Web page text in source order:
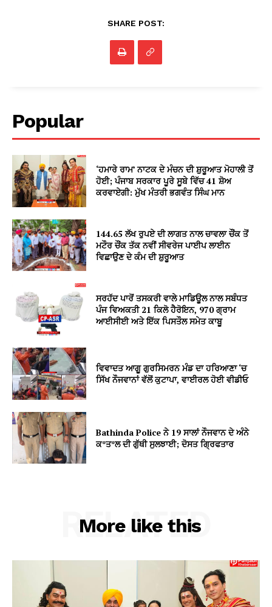
SHARE POST:
Popular
‘ਹਮਾਰੇ ਰਾਮ’ ਨਾਟਕ ਦੇ ਮੰਚਨ ਦੀ ਸ਼ੁਰੂਆਤ ਮੋਹਾਲੀ ਤੋਂ
ਹੋਈ; ਪੰਜਾਬ ਸਰਕਾਰ ਪੂਰੇ ਸੂਬੇ ਵਿੱਚ 41 ਸ਼ੋਅ
ਕਰਵਾਏਗੀ: ਮੁੱਖ ਮੰਤਰੀ ਭਗਵੰਤ ਸਿੰਘ ਮਾਨ
144.65 ਲੱਖ ਰੁਪਏ ਦੀ ਲਾਗਤ ਨਾਲ ਚਾਵਲਾ ਚੌਂਕ ਤੋਂ
ਮਟੌਰ ਚੌਂਕ ਤੱਕ ਨਵੀਂ ਸੀਵਰੇਜ ਪਾਈਪ ਲਾਈਨ
ਵਿਛਾਉਣ ਦੇ ਕੰਮ ਦੀ ਸ਼ੁਰੂਆਤ
ਸਰਹੱਦ ਪਾਰੋਂ ਤਸਕਰੀ ਵਾਲੇ ਮਾਡਿਊਲ ਨਾਲ ਸਬੰਧਤ
ਪੰਜ ਵਿਅਕਤੀ 21 ਕਿਲੋ ਹੈਰੋਇਨ, 970 ਗ੍ਰਾਮ
ਆਈਸੀਈ ਅਤੇ ਇੱਕ ਪਿਸਤੌਲ ਸਮੇਤ ਕਾਬੂ
ਵਿਵਾਦਤ ਆਗੂ ਗੁਰਸਿਮਰਨ ਮੰਡ ਦਾ ਹਰਿਆਣਾ ‘ਚ
ਸਿੱਖ ਨੌਜਵਾਨਾਂ ਵੱਲੋਂ ਕੁਟਾਪਾ, ਵਾਈਰਲ ਹੋਈ ਵੀਡੀਓ
Bathinda Police ਨੇ 19 ਸਾਲਾਂ ਨੌਜਵਾਨ ਦੇ ਅੰਨੇ
ਕ*ਤ*ਲ ਦੀ ਗੁੱਥੀ ਸੁਲਝਾਈ; ਦੋਸਤ ਗ੍ਰਿਫਤਾਰ
More like this
RELATED